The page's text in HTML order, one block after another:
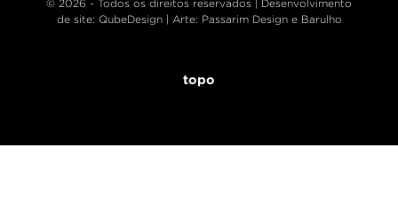
© 2026 - Todos os direitos reservados | Desenvolvimento
de site: QubeDesign | Arte: Passarim Design e Barulho
topo